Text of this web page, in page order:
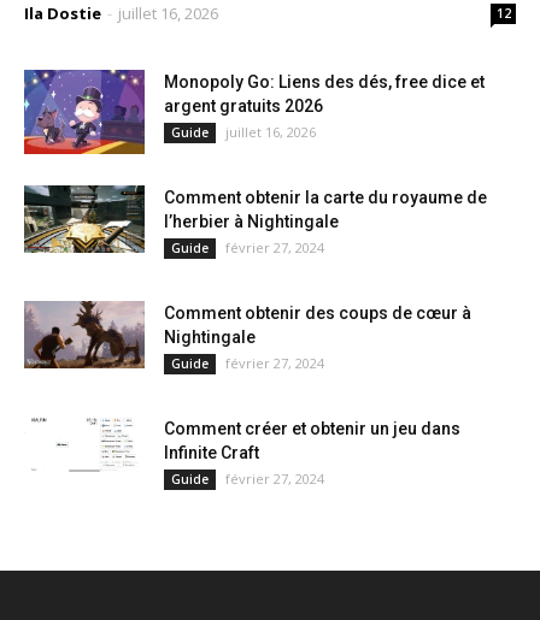
Ila Dostie - juillet 16, 2026 12
Monopoly Go: Liens des dés, free dice et
argent gratuits 2026
Guide juillet 16, 2026
Comment obtenir la carte du royaume de
l’herbier à Nightingale
Guide février 27, 2024
Comment obtenir des coups de cœur à
Nightingale
Guide février 27, 2024
Comment créer et obtenir un jeu dans
Infinite Craft
Guide février 27, 2024